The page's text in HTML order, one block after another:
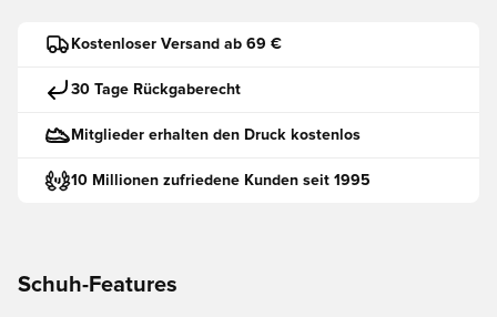
Kostenloser Versand ab 69 €
30 Tage Rückgaberecht
Mitglieder erhalten den Druck kostenlos
10 Millionen zufriedene Kunden seit 1995
Schuh-Features